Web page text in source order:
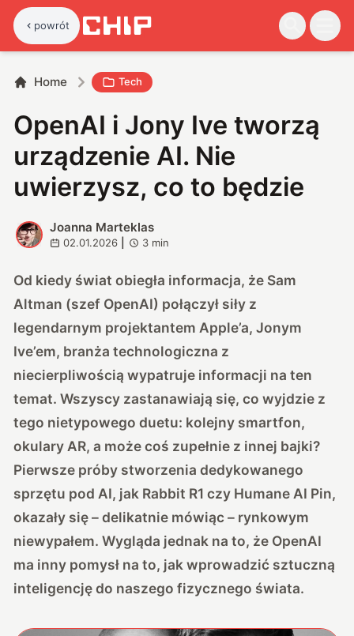
powrót
Home Tech
OpenAI i Jony Ive tworzą
urządzenie AI. Nie
uwierzysz, co to będzie
J
Joanna Marteklas
02.01.2026 3 min
Od kiedy świat obiegła informacja, że Sam
Altman (szef OpenAI) połączył siły z
legendarnym projektantem Apple’a, Jonym
Ive’em, branża technologiczna z
niecierpliwością wypatruje informacji na ten
temat. Wszyscy zastanawiają się, co wyjdzie z
tego nietypowego duetu: kolejny smartfon,
okulary AR, a może coś zupełnie z innej bajki?
Pierwsze próby stworzenia dedykowanego
sprzętu pod AI, jak Rabbit R1 czy Humane AI Pin,
okazały się – delikatnie mówiąc – rynkowym
niewypałem. Wygląda jednak na to, że OpenAI
ma inny pomysł na to, jak wprowadzić sztuczną
inteligencję do naszego fizycznego świata.